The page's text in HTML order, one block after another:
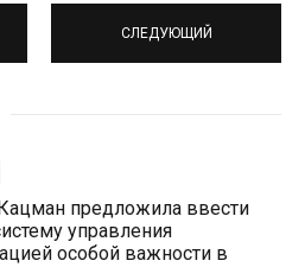
СЛЕДУЮЩИЙ
предложила ввести
управления
особой важности в